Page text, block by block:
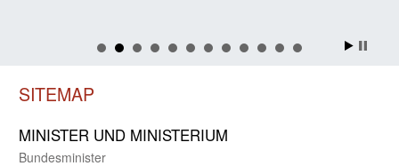
SITEMAP
MINISTER UND MINIST­ERIUM
Bundes­minister